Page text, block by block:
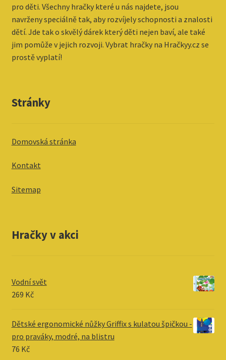
pro děti. Všechny hračky které u nás najdete, jsou
navrženy speciálně tak, aby rozvíjely schopnosti a znalosti
dětí. Jde tak o skvělý dárek který děti nejen baví, ale také
jim pomůže v jejich rozvoji. Vybrat hračky na Hračkyy.cz se
prostě vyplatí!
Stránky
Domovská stránka
Kontakt
Sitemap
Hračky v akci
Vodní svět
269 Kč
Dětské ergonomické nůžky Griffix s kulatou špičkou -
pro praváky, modré, na blistru
76 Kč